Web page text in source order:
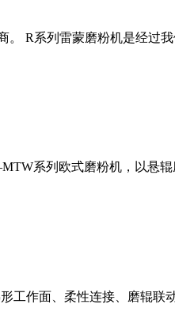
R系列雷蒙磨粉机是经过
系列欧式磨粉机，以悬
工作面、柔性连接、磨辊联